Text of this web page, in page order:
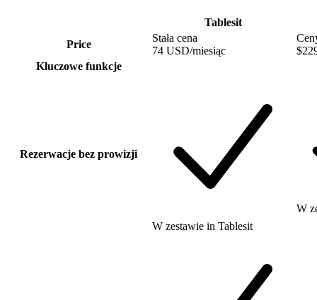
Tablesit
Price
Stała cena
74 USD/miesiąc
Kluczowe funkcje
Rezerwacje bez prowizji
W zestawie in Tablesit
W